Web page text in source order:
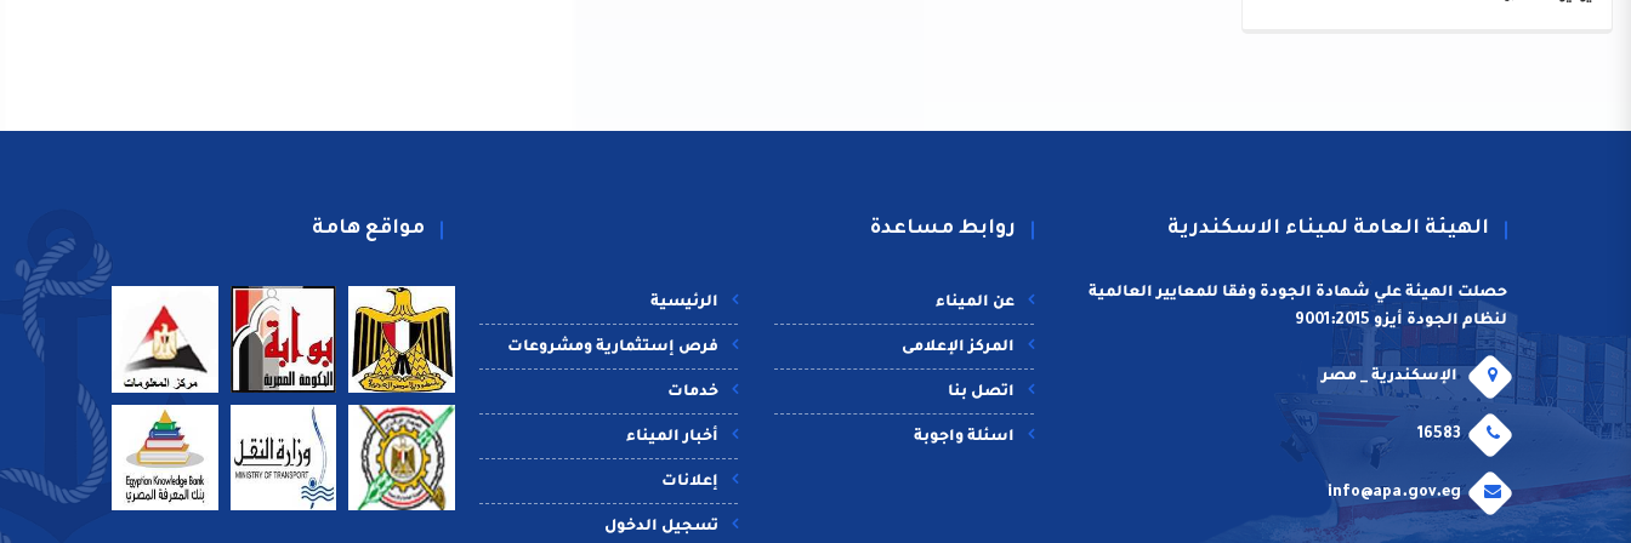
الهيئة العامة لميناء الاسكندرية
حصلت الهيئة علي شهادة الجودة وفقا للمعايير العالمية
لنظام الجودة أيزو 9001:2015
الإسكندرية _ مصر
16583
info@apa.gov.eg
روابط مساعدة
الرئيسية
فرص إستثمارية ومشروعات
خدمات
أخبار الميناء
إعلانات
تسجيل الدخول
عن الميناء
المركز الإعلامى
اتصل بنا
اسئلة واجوبة
مواقع هامة